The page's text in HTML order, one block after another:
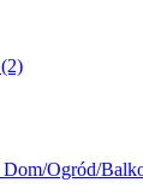
(2)
Dom/Ogród/